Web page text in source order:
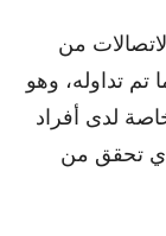
من
تداوله، وهو
لدى أفراد
أي تحقق من